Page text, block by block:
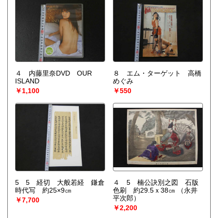
４ 内藤里奈DVD OUR
ISLAND
￥1,100
８ エム・ターゲット 高橋
めぐみ
￥550
5 5 経切 大般若経 鎌倉
時代写 約25×9㎝
￥7,700
４ 5 楠公訣別之図 石版
色刷 約29.5ｘ38㎝
（永井
平次郎）
￥2,200